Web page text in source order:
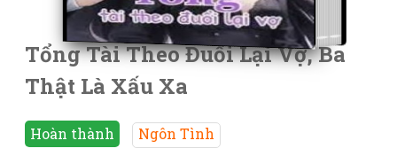
Tổng Tài Theo Đuổi Lại Vợ, Ba
Thật Là Xấu Xa
Hoàn thành Ngôn Tình